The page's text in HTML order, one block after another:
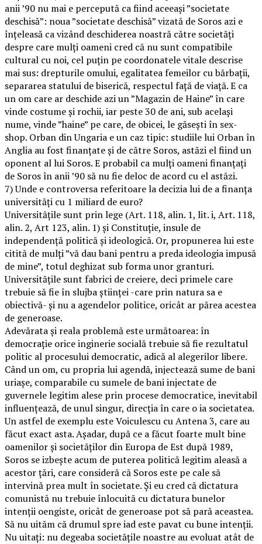
anii ’90 nu mai e percepută ca fiind aceeași ”societate
deschisă”: noua ”societate deschisă” vizată de Soros azi e
înțeleasă ca vizând deschiderea noastră către societăți
despre care mulți oameni cred că nu sunt compatibile
cultural cu noi, cel puțin pe coordonatele vitale descrise
mai sus: drepturile omului, egalitatea femeilor cu bărbații,
separarea statului de biserică, respectul față de viață. E ca
un om care ar deschide azi un ”Magazin de Haine” în care
vinde costume și rochii, iar peste 30 de ani, sub același
nume, vinde ”haine” pe care, de obicei, le găsești în sex-
shop. Orban din Ungaria e un caz tipic: studiile lui Orban în
Anglia au fost finanţate şi de către Soros, astăzi el fiind un
oponent al lui Soros. E probabil ca mulți oameni finanțați
de Soros în anii ’90 să nu fie deloc de acord cu el astăzi.
7) Unde e controversa referitoare la decizia lui de a finanța
universități cu 1 miliard de euro?
Universitățile sunt prin lege (Art. 118, alin. 1, lit. i, Art. 118,
alin. 2, Art 123, alin. 1) și Constituție, insule de
independență politică și ideologică. Or, propunerea lui este
citită de mulți ”vă dau bani pentru a preda ideologia impusă
de mine”, totul deghizat sub forma unor granturi.
Universitățile sunt fabrici de creiere, deci primele care
trebuie să fie în slujba științei -care prin natura sa e
obiectivă- și nu a agendelor politice, oricât ar părea acestea
de generoase.
Adevărata şi reala problemă este următoarea: în
democraţie orice inginerie socială trebuie să fie rezultatul
politic al procesului democratic, adică al alegerilor libere.
Când un om, cu propria lui agendă, injectează sume de bani
uriașe, comparabile cu sumele de bani injectate de
guvernele legitim alese prin procese democratice, inevitabil
influenţează, de unul singur, direcţia în care o ia societatea.
Un astfel de exemplu este Voiculescu cu Antena 3, care au
făcut exact asta. Aşadar, după ce a făcut foarte mult bine
oamenilor şi societăţilor din Europa de Est după 1989,
Soros se izbeşte acum de puterea politică legitim aleasă a
acestor ţări, care consideră că Soros este pe cale să
intervină prea mult în societate. Și eu cred că dictatura
comunistă nu trebuie înlocuită cu dictatura bunelor
intenții oengiste, oricât de generoase pot să pară aceastea.
Să nu uităm că drumul spre iad este pavat cu bune intenții.
Nu uitați: nu degeaba societățile noastre au evoluat atât de